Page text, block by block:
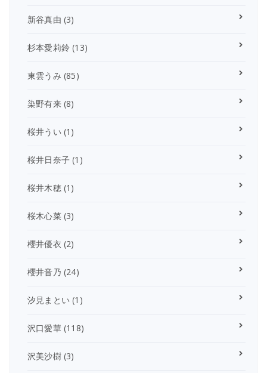
新谷真由 (3)
杉本愛莉鈴 (13)
東雲うみ (85)
染野有来(8)
桜井うい (1)
桜井日奈子 (1)
桜井木穂(1)
桜木心菜(3)
櫻井優衣 (2)
櫻井音乃 (24)
汐見まとい (1)
沢口愛華(118)
沢美沙樹(3)